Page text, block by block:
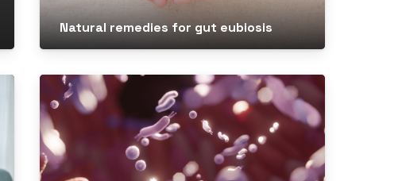
Natural remedies for gut eubiosis